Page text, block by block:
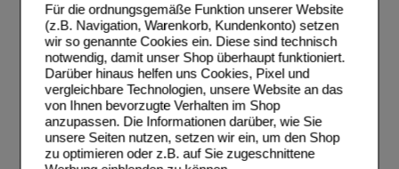
Für die ordnungsgemäße Funktion unserer Website
(z.B. Navigation, Warenkorb, Kundenkonto) setzen
wir so genannte Cookies ein. Diese sind technisch
notwendig, damit unser Shop überhaupt funktioniert.
Darüber hinaus helfen uns Cookies, Pixel und
vergleichbare Technologien, unsere Website an das
von Ihnen bevorzugte Verhalten im Shop
anzupassen. Die Informationen darüber, wie Sie
unsere Seiten nutzen, setzen wir ein, um den Shop
zu optimieren oder z.B. auf Sie zugeschnittene